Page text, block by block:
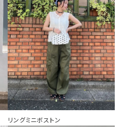
リングミニボストン